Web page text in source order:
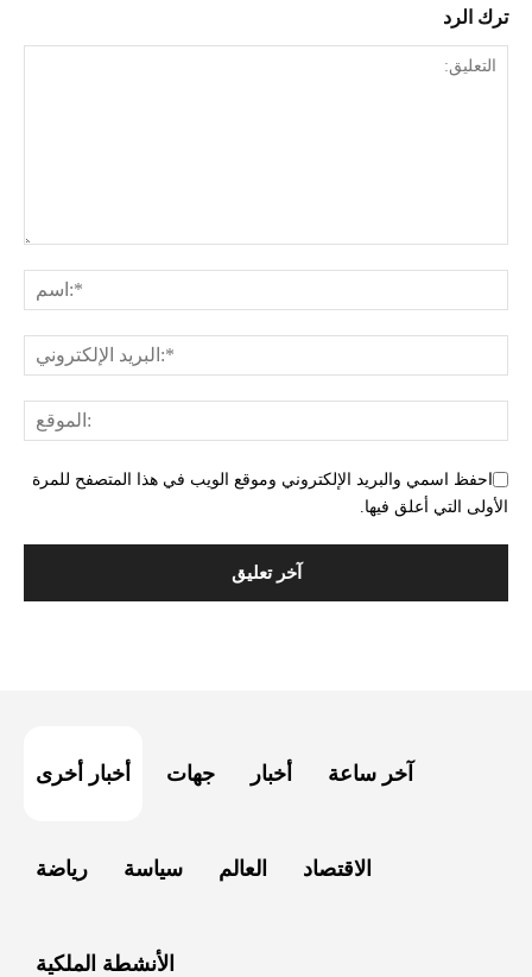
ترك الرد
احفظ اسمي والبريد الإلكتروني وموقع الويب في هذا المتصفح للمرة
الأولى التي أعلق فيها.
أخبار أخرى جهات أخبار آخر ساعة
رياضة سياسة العالم الاقتصاد
الأنشطة الملكية